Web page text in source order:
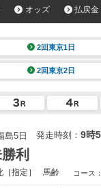
オッズ 払戻金
2回東京1日
2回東京2日
島5日 発走時刻： 9時
利
［指定］ 馬齢 コース